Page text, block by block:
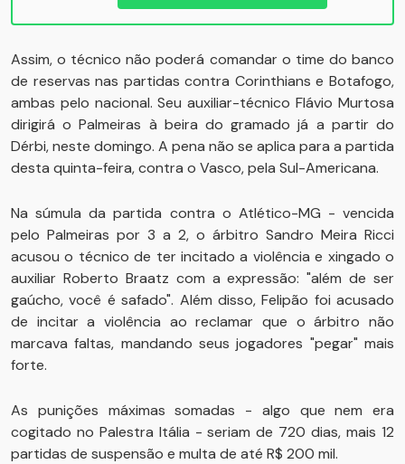
Assim, o técnico não poderá comandar o time do banco
de reservas nas partidas contra Corinthians e Botafogo,
ambas pelo nacional. Seu auxiliar-técnico Flávio Murtosa
dirigirá o Palmeiras à beira do gramado já a partir do
Dérbi, neste domingo. A pena não se aplica para a partida
desta quinta-feira, contra o Vasco, pela Sul-Americana.
Na súmula da partida contra o Atlético-MG - vencida
pelo Palmeiras por 3 a 2, o árbitro Sandro Meira Ricci
acusou o técnico de ter incitado a violência e xingado o
auxiliar Roberto Braatz com a expressão: "além de ser
gaúcho, você é safado". Além disso, Felipão foi acusado
de incitar a violência ao reclamar que o árbitro não
marcava faltas, mandando seus jogadores "pegar" mais
forte.
As punições máximas somadas - algo que nem era
cogitado no Palestra Itália - seriam de 720 dias, mais 12
partidas de suspensão e multa de até R$ 200 mil.